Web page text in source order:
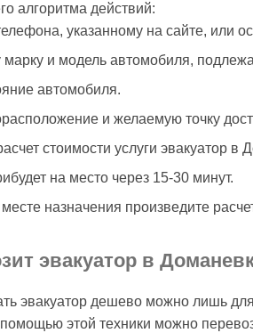
алгоритма действий:
указанному на сайте, или
марку и модель автомобиля,
автомобиля.
и желаемую точку
стоимости услуги эвакуатор в
на место через 15-30 минут.
назначения произведите
эвакуатор в
эвакуатор дешево можно лишь
этой техники можно